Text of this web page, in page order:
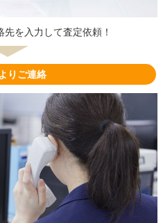
を入力して査定依頼！
りご連絡